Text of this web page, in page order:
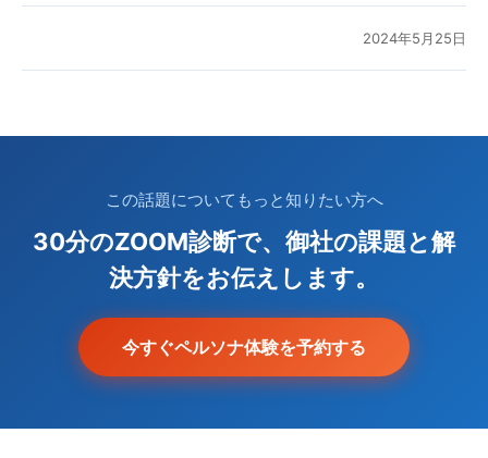
2024年5月25日
この話題についてもっと知りたい方へ
30分のZOOM診断で、御社の課題と解
決方針をお伝えします。
今すぐペルソナ体験を予約する